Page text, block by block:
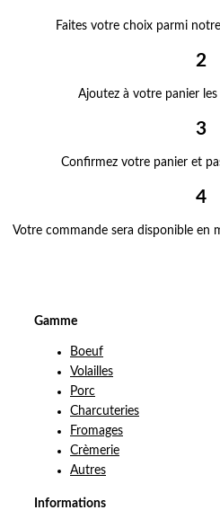
Faites votre choix parmi
2
Ajoutez à votre panier
3
Confirmez votre panier et
4
Votre commande sera disponible en
Gamme
Boeuf
Volailles
Porc
Charcuteries
Fromages
Crèmerie
Autres
Informations